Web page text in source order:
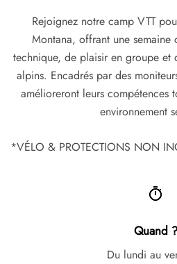
Rejoignez notre camp VTT
Montana, offrant une
technique, de plaisir en groupe et
alpins. Encadrés par des
amélioreront leurs compétences
environnement
*VÉLO & PROTECTIONS NON
Quand ?
Du lundi au